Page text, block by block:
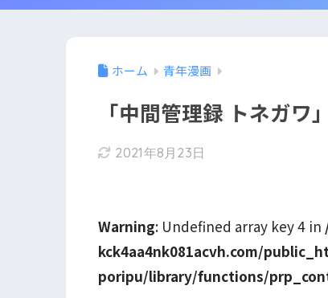
ホーム 青年漫画
「中間管理録 トネガ
2021年8月23日
Warning: Undefined array key 4 in
kck4aa4nk081acvh.com/
poripu/library/functions/